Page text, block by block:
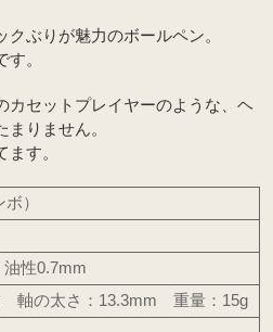
ぶりが魅力のボールペン。
。
カセットプレイヤーのような、ヘ
りません。
す。
）
油性0.7mm
軸の太さ：13.3mm 重量：15g